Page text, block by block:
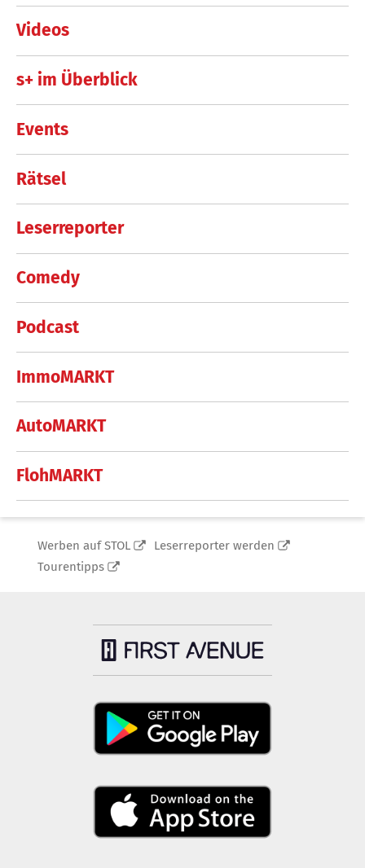
Videos
s+ im Überblick
Events
Rätsel
Leserreporter
Comedy
Podcast
ImmoMARKT
AutoMARKT
FlohMARKT
Werben auf STOL
Leserreporter werden
Tourentipps